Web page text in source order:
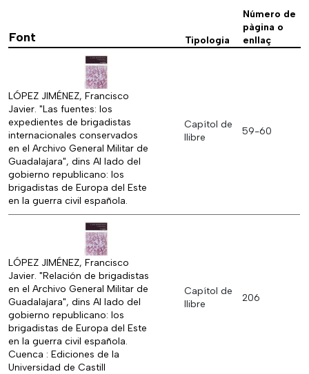
Font Tipologia
Número de
pàgina o
enllaç
LÓPEZ JIMÉNEZ, Francisco
Javier. "Las fuentes: los
expedientes de brigadistas
internacionales conservados
en el Archivo General Militar de
Guadalajara", dins Al lado del
gobierno republicano: los
brigadistas de Europa del Este
en la guerra civil española.
Capítol de
llibre
59-60
LÓPEZ JIMÉNEZ, Francisco
Javier. "Relación de brigadistas
en el Archivo General Militar de
Guadalajara", dins Al lado del
gobierno republicano: los
brigadistas de Europa del Este
en la guerra civil española.
Cuenca : Ediciones de la
Universidad de Castill
Capítol de
llibre
206